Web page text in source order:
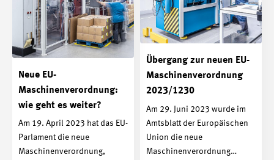
Übergang zur neuen EU-
Maschinenverordnung
2023/1230
Am 29. Juni 2023 wurde im
Amtsblatt der Europäischen
Union die neue
Maschinenverordnung…
Neue EU-
Maschinenverordnung:
wie geht es weiter?
Am 19. April 2023 hat das EU-
Parlament die neue
Maschinenverordnung,